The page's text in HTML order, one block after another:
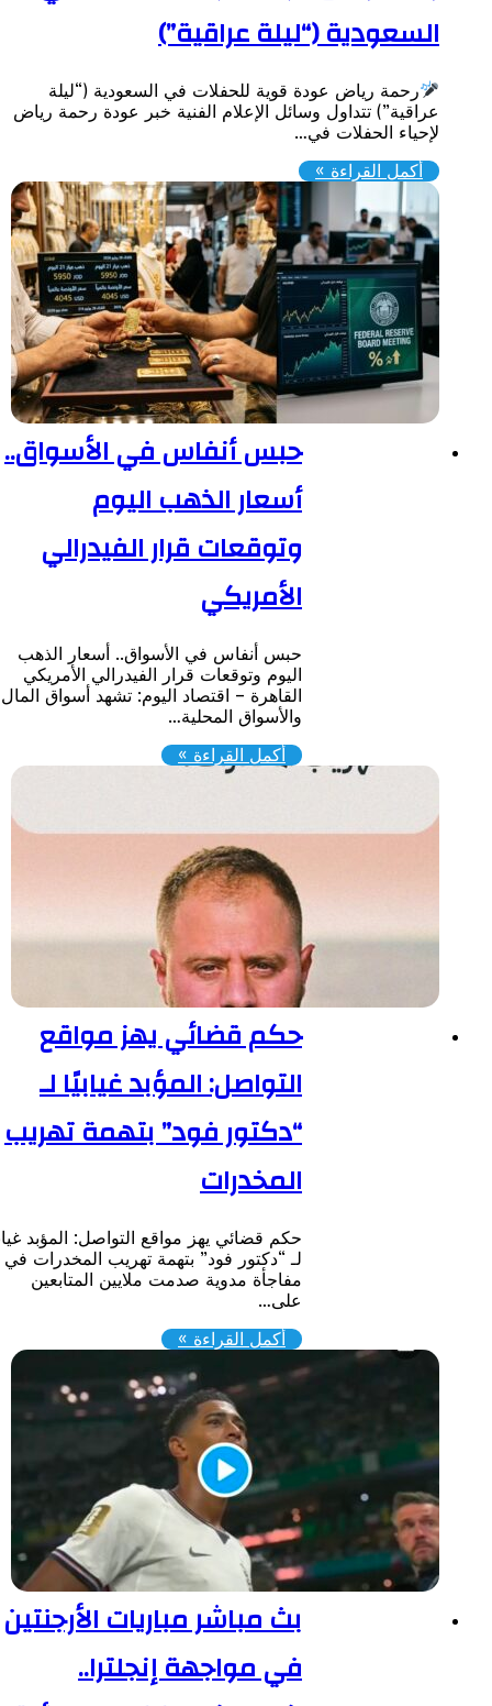
(“ليلة عراقية”)
رحمة رياض عودة قوية للحفلات في السعودية (“ليلة
​تتداول وسائل الإعلام الفنية خبر عودة رحمة رياض
الحفلات في…
أكمل القراءة »
حبس أنفاس في الأسواق..
أسعار الذهب اليوم
وتوقعات قرار الفيدرالي
الأمريكي
حبس أنفاس في الأسواق.. أسعار الذهب
اليوم وتوقعات قرار الفيدرالي الأمريكي ​
القاهرة – اقتصاد اليوم: تشهد أسواق المال
والأسواق المحلية…
أكمل القراءة »
حكم قضائي يهز مواقع
التواصل: المؤبد غيابيًا لـ
“دكتور فود” بتهمة تهريب
المخدرات
حكم قضائي يهز مواقع التواصل: المؤبد غيابيًا
لـ “دكتور فود” بتهمة تهريب المخدرات ​في
مفاجأة مدوية صدمت ملايين المتابعين
أكمل القراءة »
بث مباشر مباريات الأرجنتين
في مواجهة إنجلترا..